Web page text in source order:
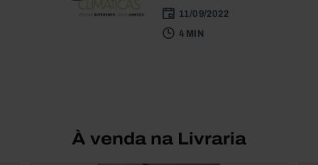
11/09/2022
4 MIN
À venda na Livraria